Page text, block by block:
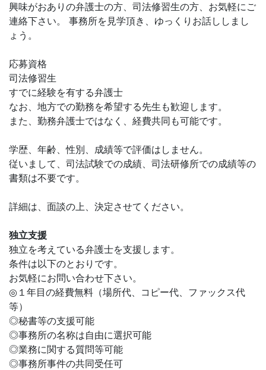
興味がおありの弁護士の方、司法修習生の方、お気軽にご
連絡下さい。 事務所を見学頂き、ゆっくりお話ししまし
ょう。
応募資格
司法修習生
すでに経験を有する弁護士
なお、地方での勤務を希望する先生も歓迎します。
また、勤務弁護士ではなく、経費共同も可能です。
学歴、年齢、性別、成績等で評価はしません。
従いまして、司法試験での成績、司法研修所での成績等の
書類は不要です。
詳細は、面談の上、決定させてください。
独立支援
独立を考えている弁護士を支援します。
条件は以下のとおりです。
お気軽にお問い合わせ下さい。
◎１年目の経費無料（場所代、コピー代、ファックス代
等）
◎秘書等の支援可能
◎事務所の名称は自由に選択可能
◎業務に関する質問等可能
◎事務所事件の共同受任可